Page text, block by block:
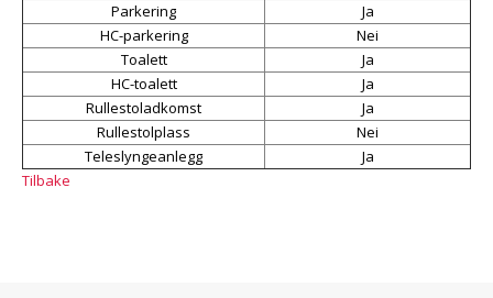
Parkering
Ja
HC-parkering
Nei
Toalett
Ja
HC-toalett
Ja
Rullestoladkomst
Ja
Rullestolplass
Nei
Teleslyngeanlegg
Ja
Tilbake